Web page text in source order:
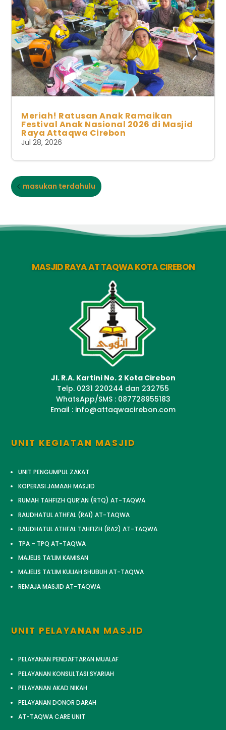
Meriah! Ratusan Anak Ramaikan
Festival Anak Nasional 2026 di Masjid
Raya Attaqwa Cirebon
Jul 28, 2026
masukan terdahulu
MASJID RAYA AT TAQWA KOTA CIREBON
Jl. R.A. Kartini No. 2 Kota Cirebon
Telp. 0231 220244 dan 232755
WhatsApp/SMS : 087728955183
Email : info@attaqwacirebon.com
UNIT KEGIATAN MASJID
UNIT PENGUMPUL ZAKAT
KOPERASI JAMAAH MASJID
RUMAH TAHFIZH QUR’AN (RTQ) AT-TAQWA
RAUDHATUL ATHFAL (RA1) AT-TAQWA
RAUDHATUL ATHFAL TAHFIZH (RA2) AT-TAQWA
TPA – TPQ AT-TAQWA
MAJELIS TA’LIM KAMISAN
MAJELIS TA’LIM KULIAH SHUBUH AT-TAQWA
REMAJA MASJID AT-TAQWA
UNIT PELAYANAN MASJID
PELAYANAN PENDAFTARAN MUALAF
PELAYANAN KONSULTASI SYARIAH
PELAYANAN AKAD NIKAH
PELAYANAN DONOR DARAH
AT-TAQWA CARE UNIT